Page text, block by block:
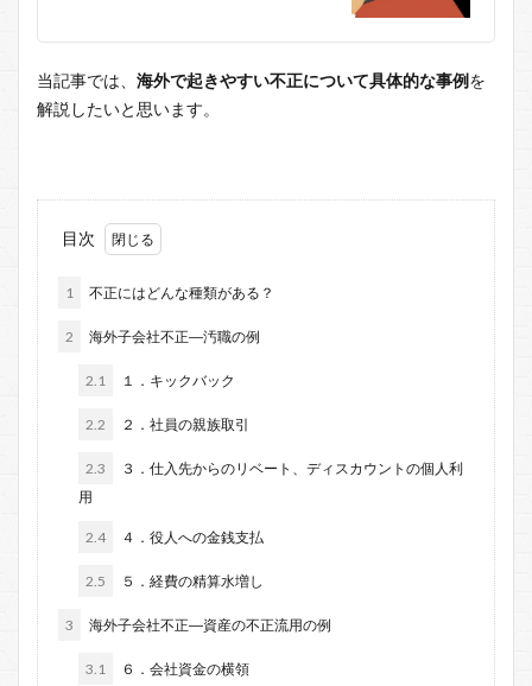
当記事では、 海外で起きやすい不正について具体的な事例を
解説したいと思います。
目次
1 不正にはどんな種類がある？
2 海外子会社不正―汚職の例
2.1 １．キックバック
2.2 ２．社員の親族取引
2.3
３．仕入先からのリベート、ディスカウントの個人利
用
2.4 ４．役人への金銭支払
2.5 ５．経費の精算水増し
3 海外子会社不正―資産の不正流用の例
3.1 ６．会社資金の横領